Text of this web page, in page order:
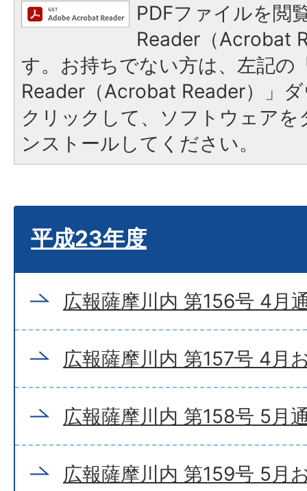
PDFファイルを閲
Reader（Acrobat
す。お持ちでない方は、左記の
Reader（Acrobat Reader）」
クリックして、ソフトウェア
ンストールしてください。
平成23年度
広報薩摩川内 第156号 4月
広報薩摩川内 第157号 4月
広報薩摩川内 第158号 5月
広報薩摩川内 第159号 5月